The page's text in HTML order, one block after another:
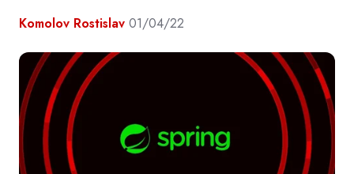
Komolov Rostislav 01/04/22